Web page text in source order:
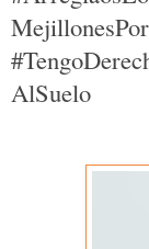
AlSuelo